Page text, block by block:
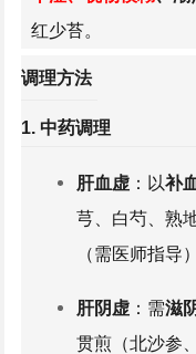
红少苔。
调理方法
1. 中药调理
肝血虚 ：以补
芎
白芍 、熟
（需医师指导
肝阴虚 ：需滋
贯煎（北沙参